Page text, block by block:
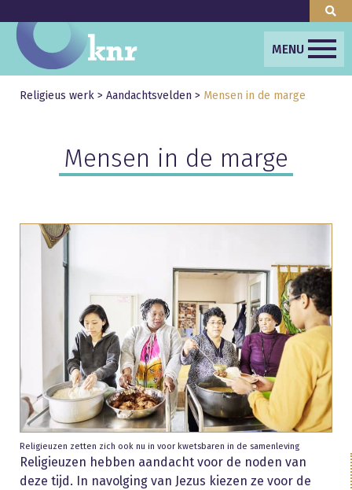
MENU
Religieus werk > Aandachtsvelden > Mensen in de marge
Mensen in de marge
Religieuzen zetten zich ook nu in voor kwetsbaren in de samenleving
Religieuzen hebben aandacht voor de noden van
deze tijd. In navolging van Jezus kiezen ze voor de